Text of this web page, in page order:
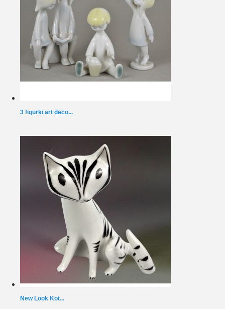
3 figurki art deco...
New Look Kot...